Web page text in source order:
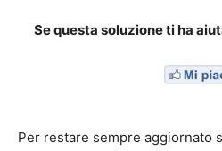
Se questa soluzione ti ha
Per restare sempre aggiornato